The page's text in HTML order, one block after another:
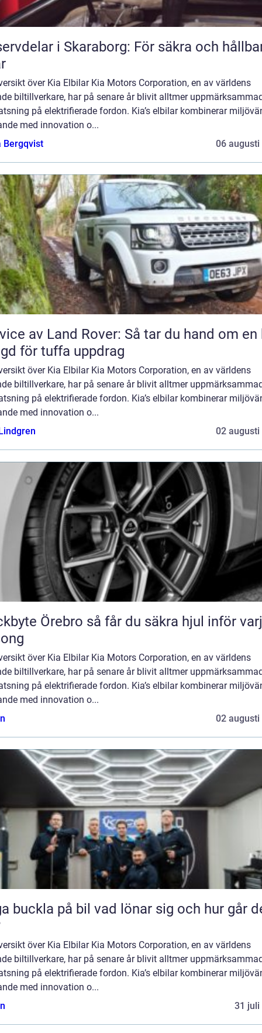
i Skaraborg: För säkra och
över Kia Elbilar Kia Motors Corporation, en av världens
biltillverkare, har på senare år blivit alltmer
på elektrifierade fordon. Kia’s elbilar kombinerar
med innovation o...
Bergqvist
06 augusti
av Land Rover: Så tar du hand om en
för tuffa uppdrag
över Kia Elbilar Kia Motors Corporation, en av världens
biltillverkare, har på senare år blivit alltmer
på elektrifierade fordon. Kia’s elbilar kombinerar
med innovation o...
02 augusti
så får du säkra hjul inför varje
över Kia Elbilar Kia Motors Corporation, en av världens
biltillverkare, har på senare år blivit alltmer
på elektrifierade fordon. Kia’s elbilar kombinerar
med innovation o...
02 augusti
på bil vad lönar sig och hur går det
över Kia Elbilar Kia Motors Corporation, en av världens
biltillverkare, har på senare år blivit alltmer
på elektrifierade fordon. Kia’s elbilar kombinerar
med innovation o...
31 juli